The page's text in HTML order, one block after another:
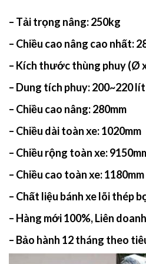
– Tải trọng nâng: 250kg
– Chiều cao nâng cao nhất:
– Kích thước thùng phuy (Ø
– Dung tích phuy: 200~220 lít
– Chiều cao nâng: 280mm
– Chiều dài toàn xe: 1020mm
– Chiều rộng toàn xe:
– Chiều cao toàn xe: 1180mm
– Chất liệu bánh xe lõi thép
– Hàng mới 100%, Liên
– Bảo hành 12 tháng theo